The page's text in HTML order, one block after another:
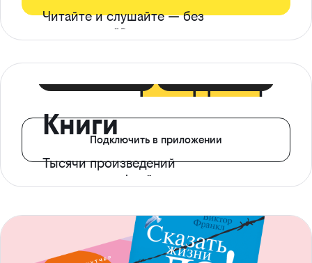
Читайте и слушайте — без
ограничений*
Книги
Тысячи произведений
с доступом офлайн
Подключить в приложении